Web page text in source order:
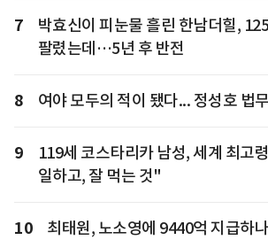
7
박효신이 피눈물 흘린 한남더힐,
팔렸는데…5년 후 반전
8 여야 모두의 적이 됐다... 정성호 법
9
119세 코스타리카 남성, 세계 최고
일하고, 잘 먹는 것"
10
최태원, 노소영에 9440억 지급하